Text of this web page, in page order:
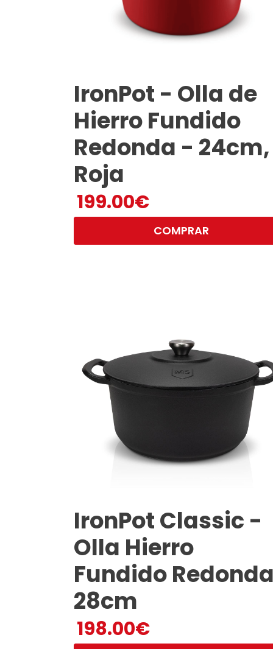
IronPot - Olla de
Hierro Fundido
Redonda - 24cm,
Roja
199.00€
COMPRAR
IronPot Classic -
Olla Hierro
Fundido
28cm
198.00€